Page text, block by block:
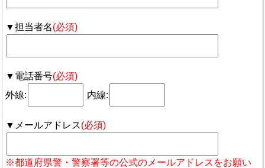
▼担当者名(必須)
▼電話番号(必須)
外線:
内線:
▼メールアドレス(必須)
※都道府県警・警察署等の公式のメールアドレスをお願い